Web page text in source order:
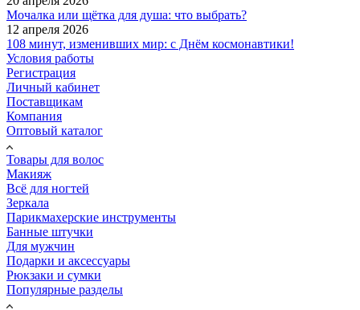
Мочалка или щётка для душа: что выбрать?
12 апреля 2026
108 минут, изменивших мир: с Днём космонавтики!
Условия работы
Регистрация
Личный кабинет
Поставщикам
Компания
Оптовый каталог
Товары для волос
Макияж
Всё для ногтей
Зеркала
Парикмахерские инструменты
Банные штучки
Для мужчин
Подарки и аксессуары
Рюкзаки и сумки
Популярные разделы